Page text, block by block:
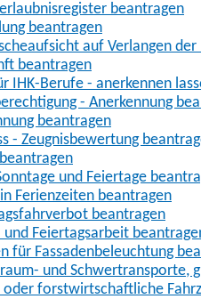
beantragen
beantragen
auf Verlangen
beantragen
IHK-Berufe - anerkennen
- Anerkennung
beantragen
- Zeugnisbewertung
und Feiertage
Ferienzeiten beantragen
beantragen
Feiertagsarbeit
für Fassadenbeleuchtung
und Schwertransporte,
forstwirtschaftliche